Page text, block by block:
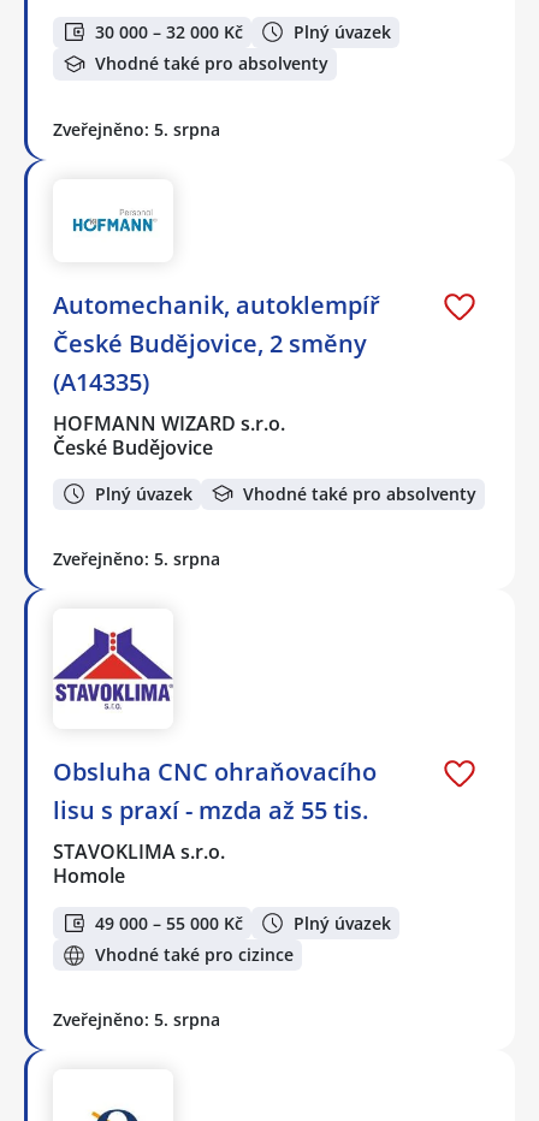
30 000 – 32 000 Kč
Plný úvazek
Vhodné také pro absolventy
Zveřejněno: 5. srpna
Automechanik, autoklempíř
České Budějovice, 2 směny
(A14335)
HOFMANN WIZARD s.r.o.
České Budějovice
Plný úvazek Vhodné také pro absolventy
Zveřejněno: 5. srpna
Obsluha CNC ohraňovacího
lisu s praxí - mzda až 55 tis.
STAVOKLIMA s.r.o.
Homole
49 000 – 55 000 Kč
Plný úvazek
Vhodné také pro cizince
Zveřejněno: 5. srpna